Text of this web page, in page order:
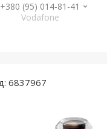
+380 (95) 014-81-41
Vodafone
6837967